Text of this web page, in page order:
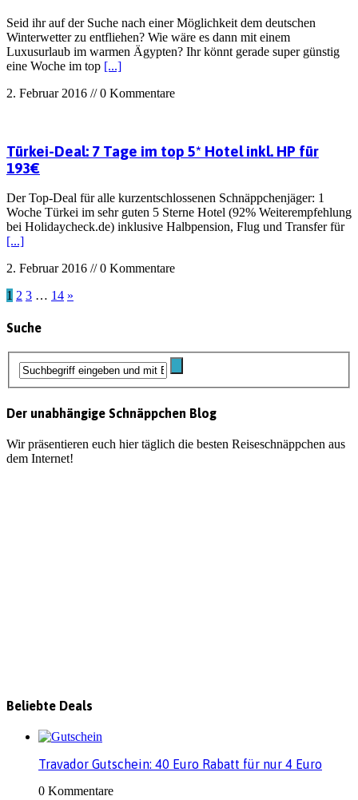
Seid ihr auf der Suche nach einer Möglichkeit dem deutschen
Winterwetter zu entfliehen? Wie wäre es dann mit einem
Luxusurlaub im warmen Ägypten? Ihr könnt gerade super günstig
eine Woche im top [...]
2. Februar 2016 // 0 Kommentare
Türkei-Deal: 7 Tage im top 5* Hotel inkl. HP für
193€
Der Top-Deal für alle kurzentschlossenen Schnäppchenjäger: 1
Woche Türkei im sehr guten 5 Sterne Hotel (92% Weiterempfehlung
bei Holidaycheck.de) inklusive Halbpension, Flug und Transfer für
[...]
2. Februar 2016 // 0 Kommentare
1 2 3 … 14 »
Suche
Der unabhängige Schnäppchen Blog
Wir präsentieren euch hier täglich die besten Reiseschnäppchen aus
dem Internet!
Beliebte Deals
Travador Gutschein: 40 Euro Rabatt für nur 4 Euro
0 Kommentare